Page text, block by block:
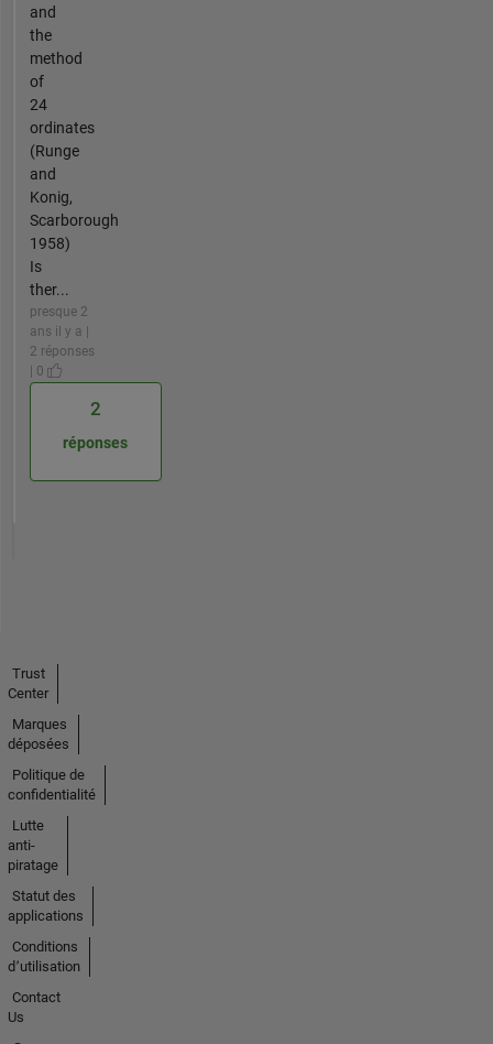
and
the
method
of
24
ordinates
(Runge
and
Konig,
Scarborough
1958)
Is
ther...
presque 2
ans il y a |
2 réponses
| 0
2
réponses
Trust
Center
Marques
déposées
Politique de
confidentialité
Lutte
anti-
piratage
Statut des
applications
Conditions
d՚utilisation
Contact
Us